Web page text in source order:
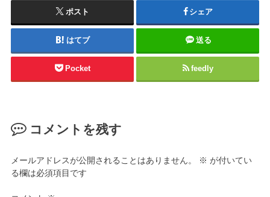
ポスト シェア
はてブ 送る
Pocket feedly
コメントを残す
メールアドレスが公開されることはありません。 ※ が付いてい
る欄は必須項目です